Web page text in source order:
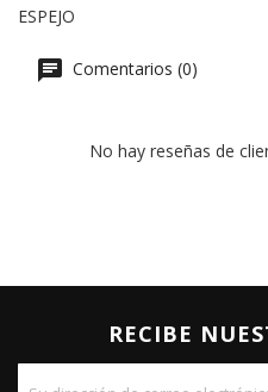
ESPEJO
Comentarios (0)
No hay reseñas de
RECIBE